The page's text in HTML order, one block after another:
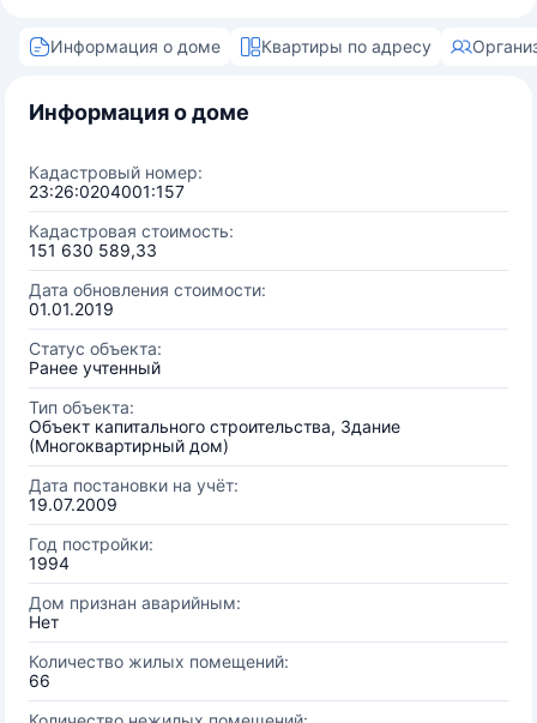
Информация о доме Квартиры по адресу
Информация о доме
Кадастровый номер:
23:26:0204001:157
Кадастровая стоимость:
151 630 589,33
Дата обновления стоимости:
01.01.2019
Статус объекта:
Ранее учтенный
Тип объекта:
Объект капитального строительства, Здание
(Многоквартирный дом)
Дата постановки на учёт:
19.07.2009
Год постройки:
1994
Дом признан аварийным:
Нет
Количество жилых помещений:
66